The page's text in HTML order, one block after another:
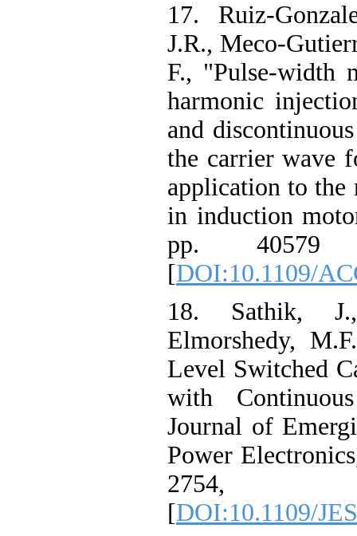
17. Ruiz-
J.R., Meco-
F., "Pulse-width
harmonic
and
the carrier wave
application to the
in induction
pp.
[DOI:10.1109/
18. Sathik,
Elmorshedy,
Level Switched
with
Journal of
Power
[DOI:10.1109/